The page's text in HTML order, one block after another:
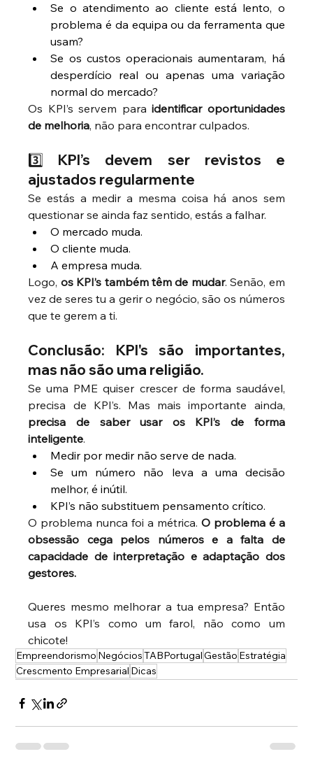
Se o atendimento ao cliente está lento, o
problema é da equipa ou da ferramenta que
usam?
Se os custos operacionais aumentaram, há
desperdício real ou apenas uma variação
normal do mercado?
Os KPI’s servem para identificar oportunidades
de melhoria, não para encontrar culpados.
3️⃣ KPI’s devem ser revistos e
ajustados regularmente
Se estás a medir a mesma coisa há anos sem
questionar se ainda faz sentido, estás a falhar.
O mercado muda.
O cliente muda.
A empresa muda.
Logo, os KPI’s também têm de mudar. Senão, em
vez de seres tu a gerir o negócio, são os números
que te gerem a ti.
Conclusão: KPI's são importantes,
mas não são uma religião.
Se uma PME quiser crescer de forma saudável,
precisa de saber usar os KPI’s de forma
inteligente.
Medir por medir não serve de nada.
Se um número não leva a uma decisão
melhor, é inútil.
KPI’s não substituem pensamento crítico.
O problema nunca foi a métrica. O problema é a
obsessão cega pelos números e a falta de
capacidade de interpretação e adaptação dos
gestores.
Queres mesmo melhorar a tua empresa? Então
usa os KPI’s como um farol, não como um
chicote!
Empreendorismo NegóciosTABPortugalGestão Estratégia
Crescmento Empresarial Dicas